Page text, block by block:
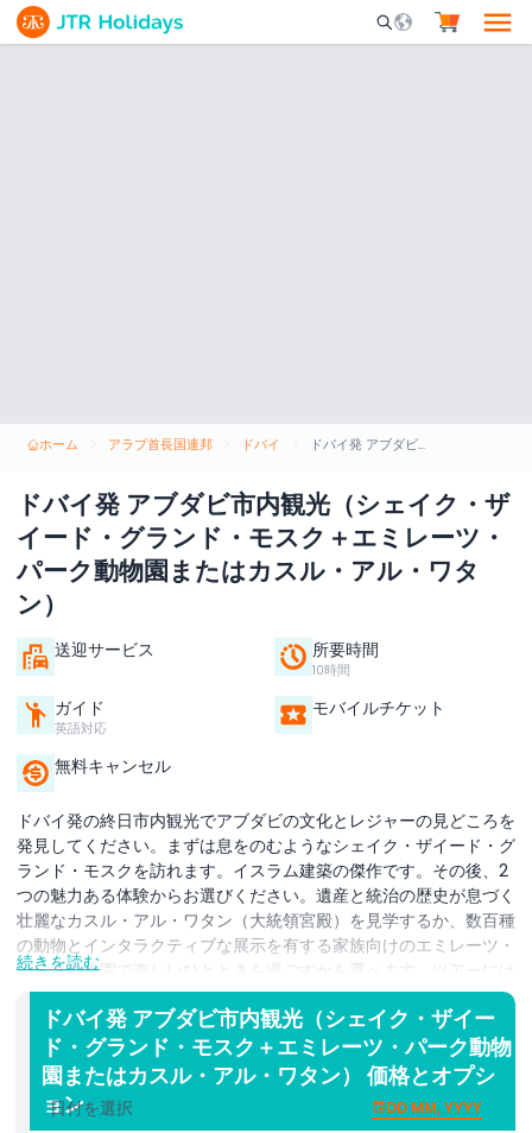
Mobile Search
ホーム アラブ首長国連邦 ドバイ ドバイ発 アブダビ市内観光（シェイク・ザイード・グランド・モスク＋エミレーツ・パーク動物園またはカスル・アル・ワタン）
ドバイ発 アブダビ市内観光（シェイク・ザ
イード・グランド・モスク＋エミレーツ・
パーク動物園またはカスル・アル・ワタ
ン）
送迎サービス 所要時間
10時間
ガイド
英語対応
モバイルチケット
無料キャンセル
ドバイ発の終日市内観光でアブダビの文化とレジャーの見どころを
発見してください。まずは息をのむようなシェイク・ザイード・グ
ランド・モスクを訪れます。イスラム建築の傑作です。その後、2
つの魅力ある体験からお選びください。遺産と統治の歴史が息づく
壮麗なカスル・アル・ワタン（大統領宮殿）を見学するか、数百種
の動物とインタラクティブな展示を有する家族向けのエミレーツ・
パーク動物園で楽しいひとときを過ごすかを選べます。ツアーには
アブダビ・コーニッシュ沿いの景観ドライブ、エミレーツ・パレス
での写真撮影停車、ヘリテージ・ビレッジ訪問も含まれます。昼食
の休憩があり（食事代は自己負担）ます。最大5名までは英語対応
のドライバー兼ガイドが同行し便利です。6名以上のグループに
は、専任のプロガイドとドライバーが同行します。本ツアーは文
化、建築、娯楽がシームレスに組み合わさっており、家族、カップ
続きを読む
ドバイ発 アブダビ市内観光（シェイク・ザイー
ド・グランド・モスク＋エミレーツ・パーク動物
園またはカスル・アル・ワタン） 価格とオプシ
ョン
日付を選択 DD MM, YYYY